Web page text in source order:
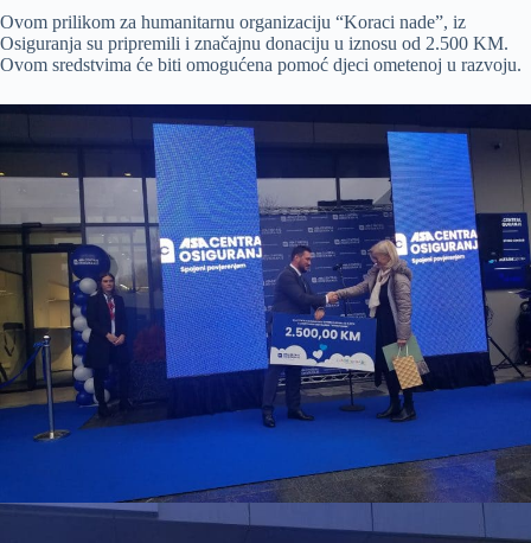
Ovom prilikom za humanitarnu organizaciju “Koraci nade”, iz
Osiguranja su pripremili i značajnu donaciju u iznosu od 2.500 KM.
Ovom sredstvima će biti omogućena pomoć djeci ometenoj u razvoju.